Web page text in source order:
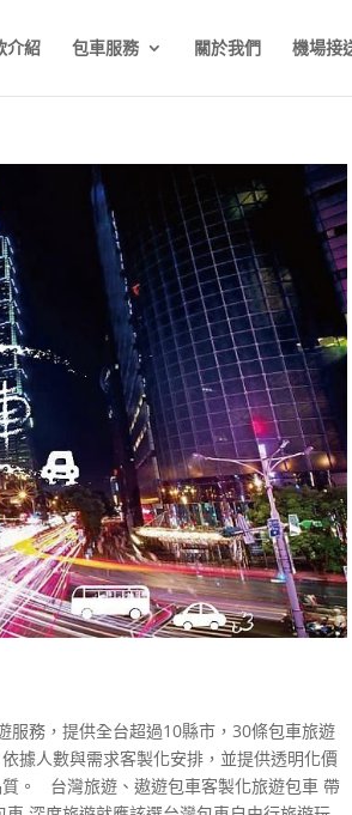
介紹 包車服務 關於我們 機場接
服務，提供全台超過10縣市，30條包車旅遊
據人數與需求客製化安排，並提供透明化價
。 台灣旅遊、遨遊包車客製化旅遊包車 帶